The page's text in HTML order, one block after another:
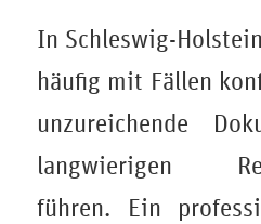
In Schleswig-
häufig mit Fällen
unzureichende
langwierigen
führen. Ein